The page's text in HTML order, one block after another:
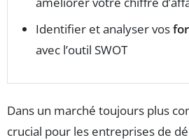
Identifier et analyser vos
avec l’outil SWOT
Dans un marché toujours plus
crucial pour les entreprises de